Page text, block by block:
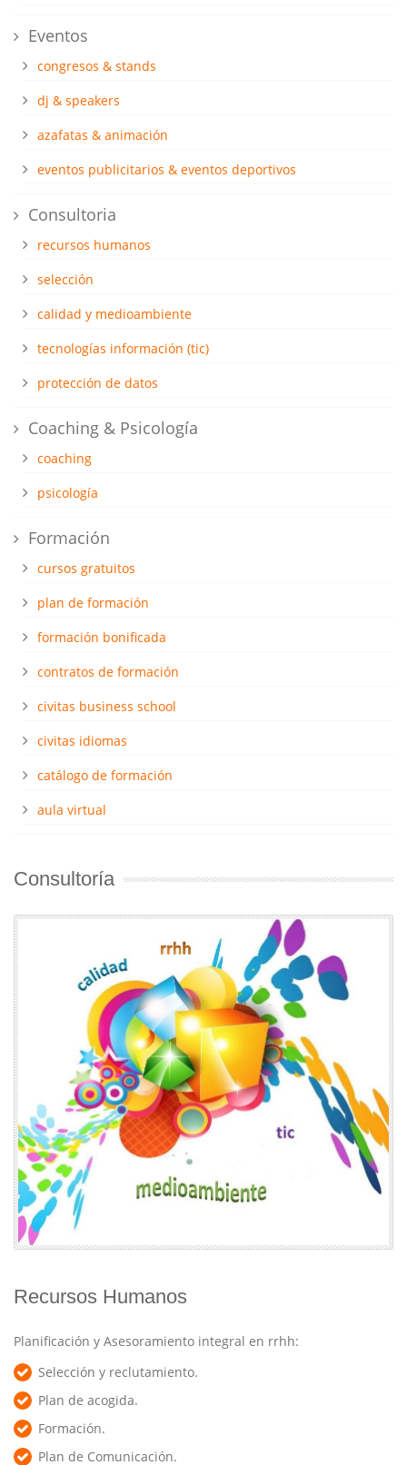
Eventos
congresos & stands
dj & speakers
azafatas & animación
eventos publicitarios & eventos deportivos
Consultoria
recursos humanos
selección
calidad y medioambiente
tecnologías información (tic)
protección de datos
Coaching & Psicología
coaching
psicología
Formación
cursos gratuitos
plan de formación
formación bonificada
contratos de formación
civitas business school
civitas idiomas
catálogo de formación
aula virtual
Consultoría
Recursos Humanos
Planificación y Asesoramiento integral en rrhh:
Selección y reclutamiento.
Plan de acogida.
Formación.
Plan de Comunicación.